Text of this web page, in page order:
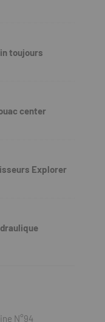
toujours
center
Explorer